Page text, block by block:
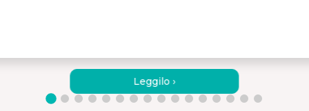
PER LA CASA PORTATILE
Leggilo ›